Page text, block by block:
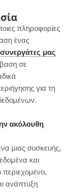
o
u
T
u
πληροφορίες
ένας
συνεργάτες μας
σε
για τη
ακόλουθη
μιας συσκευής,
και
περιεχομένο,
ανάπτυξη